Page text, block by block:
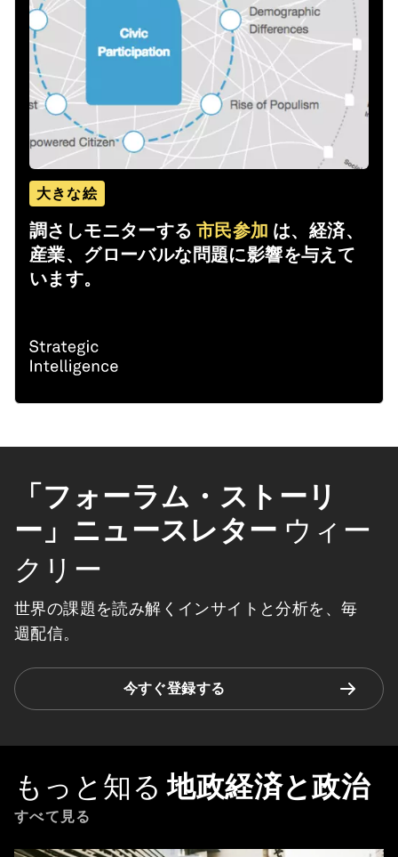
大きな絵
調さしモニターする 市民参加 は、経済、
産業、グローバルな問題に影響を与えて
います。
「フォーラム・ストーリ
ー」ニュースレター ウィー
クリー
世界の課題を読み解くインサイトと分析を、毎
週配信。
今すぐ登録する
もっと知る 地政経済と政治
すべて見る